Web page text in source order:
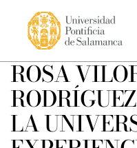
ROSA
LA